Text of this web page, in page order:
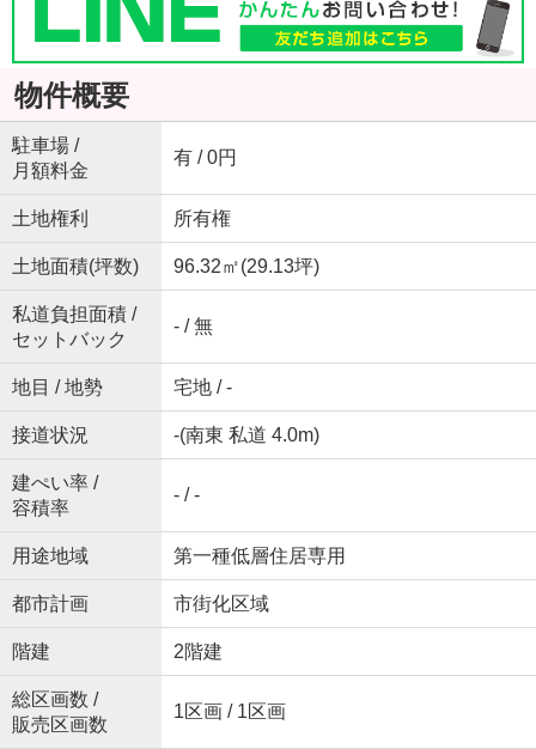
物件概要
駐車場 /
月額料金
有 / 0円
土地権利 所有権
土地面積(坪数) 96.32㎡(29.13坪)
私道負担面積 /
セットバック
- / 無
地目 / 地勢 宅地 / -
接道状況 -(南東 私道 4.0m)
建ぺい率 /
容積率
- / -
用途地域 第一種低層住居専用
都市計画 市街化区域
階建 2階建
総区画数 /
販売区画数
1区画 / 1区画